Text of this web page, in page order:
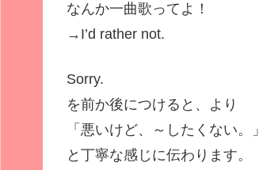
なんか一曲歌ってよ！
→ I’d rather not.
Sorry.
を前か後につけると、より
「悪いけど、～したくない。」
と丁寧な感じに伝わります。